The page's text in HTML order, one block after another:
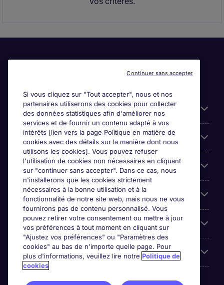
Liens utiles
Espace employeurs
Parcourir nos offres
Qui sommes-nous?
Reviews
Accreditations
Si vous cliquez sur "Tout accepter", nous et nos
partenaires utiliserons des cookies pour collecter
des données statistiques afin d'améliorer nos
services et de fournir un contenu adapté à vos
intérêts [lien vers la page Politique en matière de
cookies avec des détails sur la manière dont nous
utilisons les cookies]. Vous pouvez refuser
l'utilisation de cookies non nécessaires en cliquant
sur "continuer sans accepter". Dans ce cas, nous
n'installerons que les cookies strictement
nécessaires à la bonne utilisation et à la
fonctionnalité de notre site web, mais nous ne vous
fournirons pas de contenu personnalisé. Vous
pouvez retirer votre consentement ou mettre à jour
vos préférences à tout moment en cliquant sur
"Ajustez vos préférences" ou "Paramètres des
cookies" au bas de n'importe quelle page. Pour
plus d'informations, veuillez lire notre Politique de
cookies
Continuer sans accepter